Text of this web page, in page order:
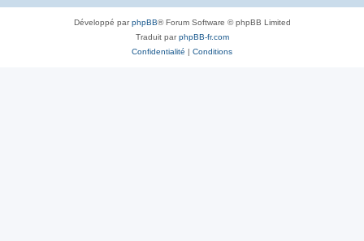
Développé parphpBB® Forum Software © phpBB Limited
Traduit parphpBB-fr.com
Confidentialité | Conditions